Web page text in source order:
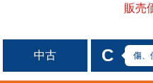
販売
中古 C 傷、